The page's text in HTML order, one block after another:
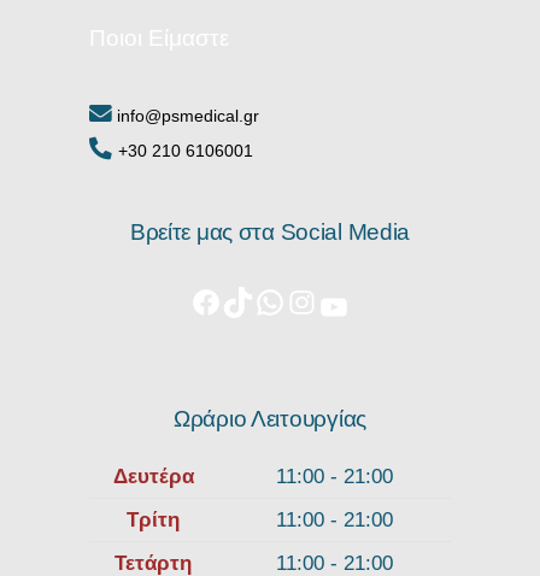
info@psmedical.gr
+30 210 6106001
Βρείτε μας στα Social Media
Ωράριο Λειτουργίας
Δευτέρα
11:00 - 21:00
Τρίτη
11:00 - 21:00
Τετάρτη
11:00 - 21:00